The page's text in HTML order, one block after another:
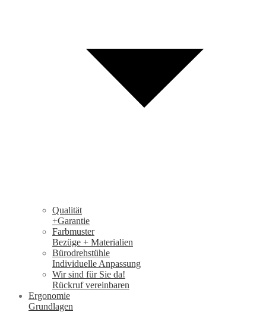
Qualität
+Garantie
Farbmuster
Bezüge + Materialien
Bürodrehstühle
Individuelle Anpassung
Wir sind für Sie da!
Rückruf vereinbaren
Ergonomie
Grundlagen